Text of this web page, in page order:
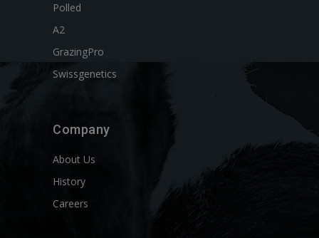
Polled
A2
GrazingPro
Swissgenetics
Company
About Us
History
Careers